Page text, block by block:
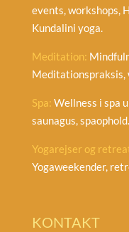
events, workshops,
Kundalini yoga.
Meditation:
Meditationspraksis,
Spa: Wellness i spa
saunagus, spaophold.
Yogarejser og
Yogaweekender,
KONTAKT